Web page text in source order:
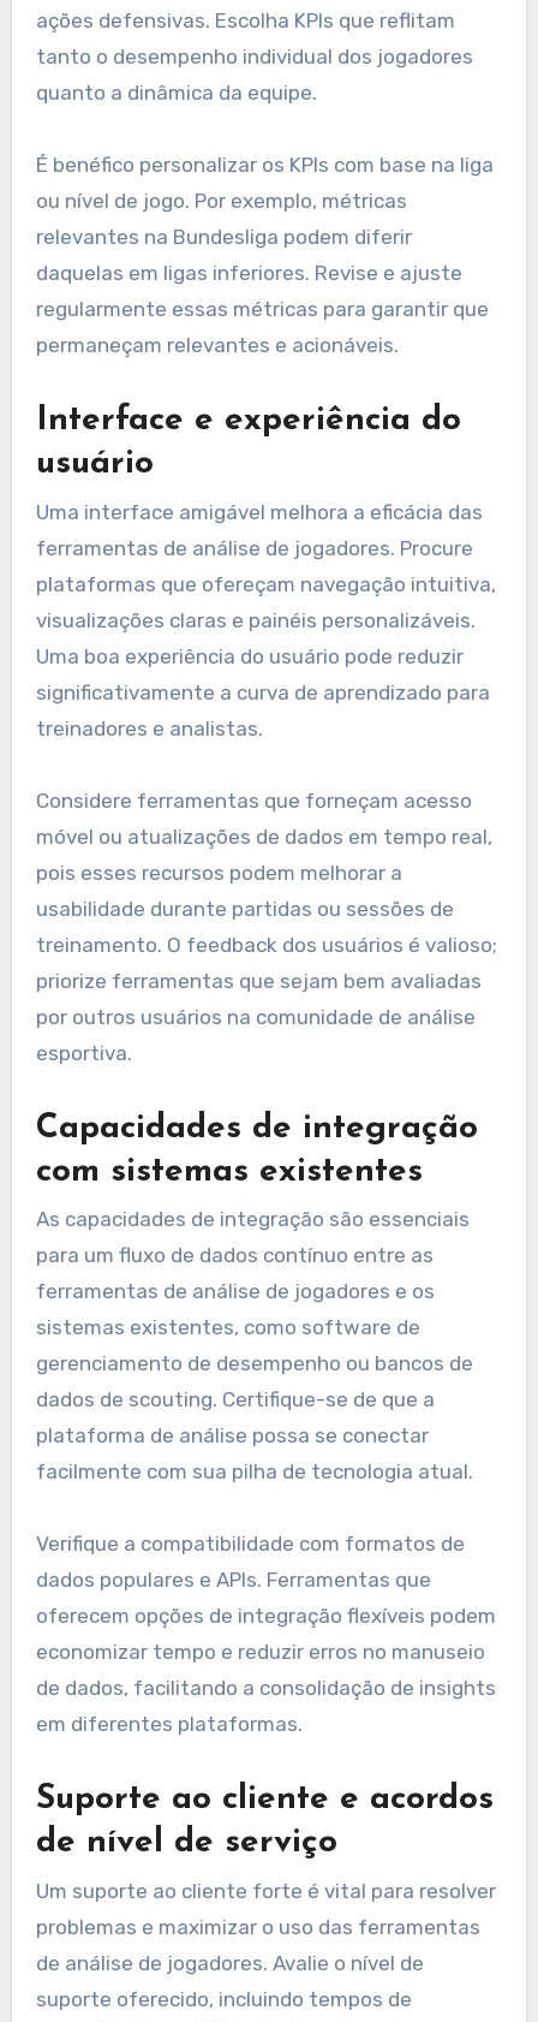
ações defensivas. Escolha KPIs que reflitam
tanto o desempenho individual dos jogadores
quanto a dinâmica da equipe.
É benéfico personalizar os KPIs com base na liga
ou nível de jogo. Por exemplo, métricas
relevantes na Bundesliga podem diferir
daquelas em ligas inferiores. Revise e ajuste
regularmente essas métricas para garantir que
permaneçam relevantes e acionáveis.
Interface e experiência do
usuário
Uma interface amigável melhora a eficácia das
ferramentas de análise de jogadores. Procure
plataformas que ofereçam navegação intuitiva,
visualizações claras e painéis personalizáveis.
Uma boa experiência do usuário pode reduzir
significativamente a curva de aprendizado para
treinadores e analistas.
Considere ferramentas que forneçam acesso
móvel ou atualizações de dados em tempo real,
pois esses recursos podem melhorar a
usabilidade durante partidas ou sessões de
treinamento. O feedback dos usuários é valioso;
priorize ferramentas que sejam bem avaliadas
por outros usuários na comunidade de análise
esportiva.
Capacidades de integração
com sistemas existentes
As capacidades de integração são essenciais
para um fluxo de dados contínuo entre as
ferramentas de análise de jogadores e os
sistemas existentes, como software de
gerenciamento de desempenho ou bancos de
dados de scouting. Certifique-se de que a
plataforma de análise possa se conectar
facilmente com sua pilha de tecnologia atual.
Verifique a compatibilidade com formatos de
dados populares e APIs. Ferramentas que
oferecem opções de integração flexíveis podem
economizar tempo e reduzir erros no manuseio
de dados, facilitando a consolidação de insights
em diferentes plataformas.
Suporte ao cliente e acordos
de nível de serviço
Um suporte ao cliente forte é vital para resolver
problemas e maximizar o uso das ferramentas
de análise de jogadores. Avalie o nível de
suporte oferecido, incluindo tempos de